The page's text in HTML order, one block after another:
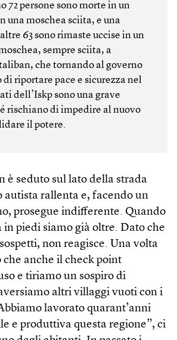
72 persone sono morte in un
una moschea sciita, e una
63 sono rimaste uccise in un
sempre sciita, a
che tornando al governo
di riportare pace e sicurezza nel
dell’Iskp sono una grave
rischiano di impedire al nuovo
il potere.
è seduto sul lato della strada
autista rallenta e, facendo un
prosegue indifferente. Quando
in piedi siamo già oltre. Dato che
non reagisce. Una volta
che anche il check point
e tiriamo un sospiro di
altri villaggi vuoti con i
lavorato quarant’anni
e produttiva questa regione”, ci